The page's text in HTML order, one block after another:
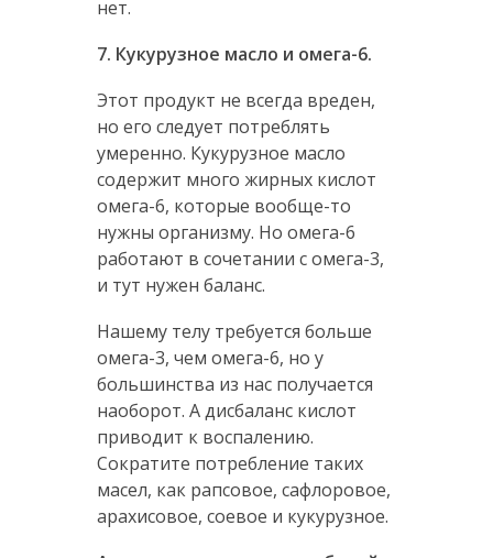
нет.
7. Кукурузное масло и омега-6.
Этот продукт не всегда вреден,
но его следует потреблять
умеренно. Кукурузное масло
содержит много жирных кислот
омега-6, которые вообще-то
нужны организму. Но омега-6
работают в сочетании с омега-3,
и тут нужен баланс.
Нашему телу требуется больше
омега-3, чем омега-6, но у
большинства из нас получается
наоборот. А дисбаланс кислот
приводит к воспалению.
Сократите потребление таких
масел, как рапсовое, сафлоровое,
арахисовое, соевое и кукурузное.